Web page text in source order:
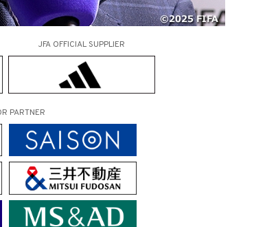
JFA OFFICIAL SUPPLIER
PARTNER